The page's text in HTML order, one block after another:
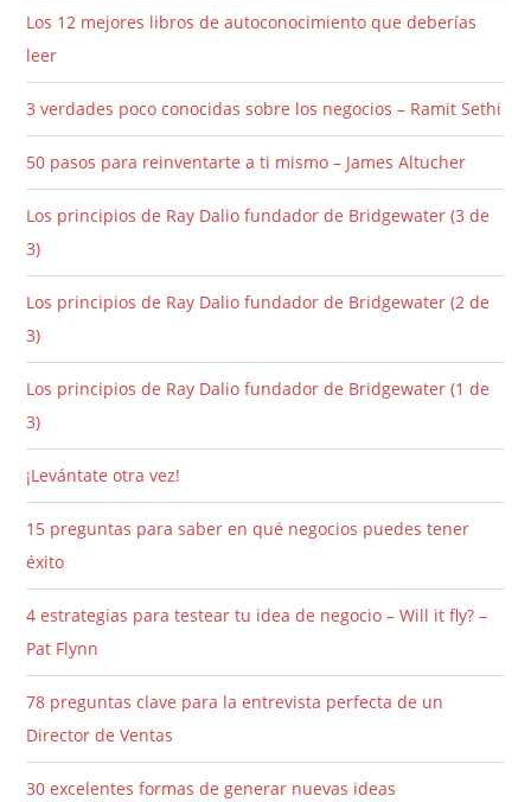
Los 12 mejores libros de autoconocimiento que deberías
leer
3 verdades poco conocidas sobre los negocios – Ramit Sethi
50 pasos para reinventarte a ti mismo – James Altucher
Los principios de Ray Dalio fundador de Bridgewater (3 de
3)
Los principios de Ray Dalio fundador de Bridgewater (2 de
3)
Los principios de Ray Dalio fundador de Bridgewater (1 de
3)
¡Levántate otra vez!
15 preguntas para saber en qué negocios puedes tener
éxito
4 estrategias para testear tu idea de negocio – Will it fly? –
Pat Flynn
78 preguntas clave para la entrevista perfecta de un
Director de Ventas
30 excelentes formas de generar nuevas ideas